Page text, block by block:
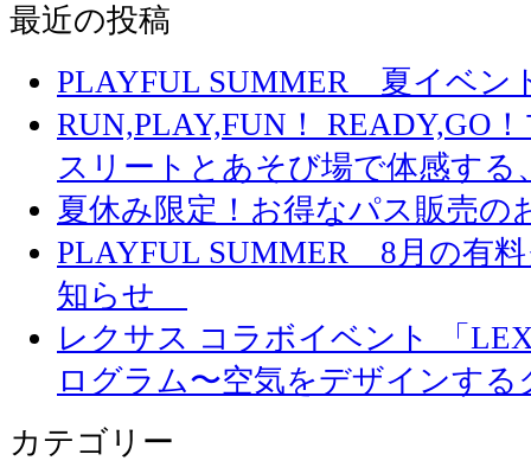
最近の投稿
PLAYFUL SUMMER 夏イベ
RUN,PLAY,FUN！ READY,GO
スリートとあそび場で体感する
夏休み限定！お得なパス販売の
PLAYFUL SUMMER 8月の有
知らせ
レクサス コラボイベント 「
ログラム〜空気をデザインす
カテゴリー